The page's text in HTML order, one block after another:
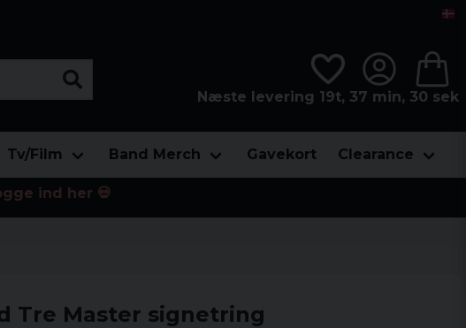
Næste levering 19t, 37 min, 28 sek
Tv/Film Band Merch Gavekort Clearance
ind her 💀
Tre Master signetring